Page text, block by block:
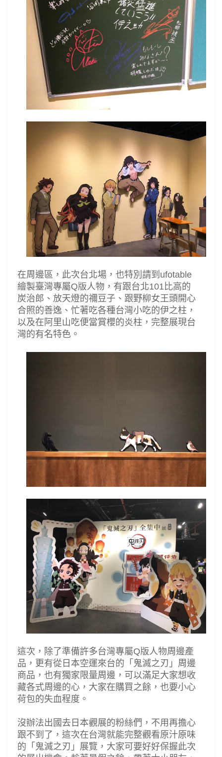
在周邊區，此次台北場，也特別請到 ufotable
繪製臺灣專屬Q版人物，有跟台北101 比高的
炭治郎、放天燈的禰豆子、跟野柳女王頭開心
合照的善逸、忙著吃各種台灣小吃的伊之柱，
以及在阿里山吃便當賞櫻的炎柱，完整展現台
灣的有名特色。
這次，除了準備許多台灣專屬Q版人物周邊產
品，更有從日本空運來台的 「 鬼滅之刃 」 周邊
商品，也有獨家限量周邊，可以滿足大家想收
藏各式周邊的心，大家在購買之餘，也要小心
荷包的失血程度。
沒辦法出國去日本觀展的粉絲們，不用再擔心
跟不到了，這次在台灣就能完整觀看原汁原味
的 「 鬼滅之刃 」展覽，大家可要好好保握此次